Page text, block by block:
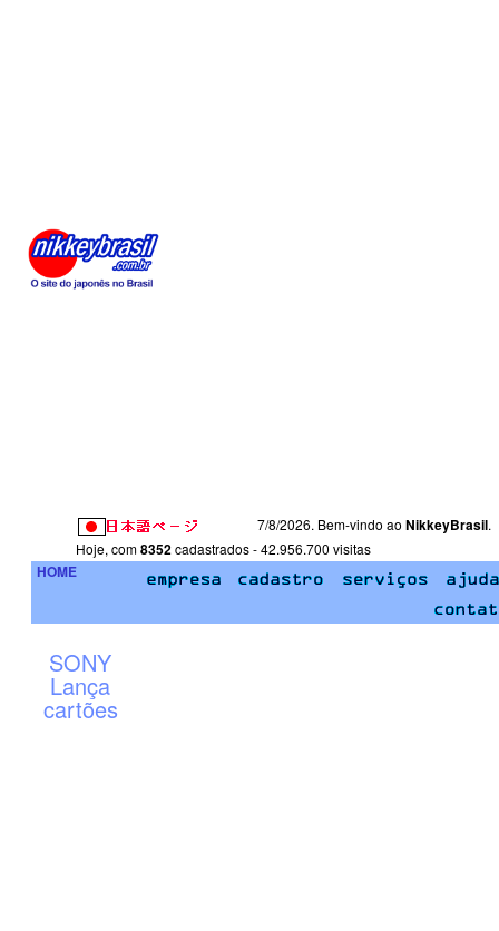
7/8/2026. Bem-vindo ao NikkeyBrasil.
Hoje, com8352cadastrados - 42.956.700 visitas
HOME
SONY
Lança
cartões